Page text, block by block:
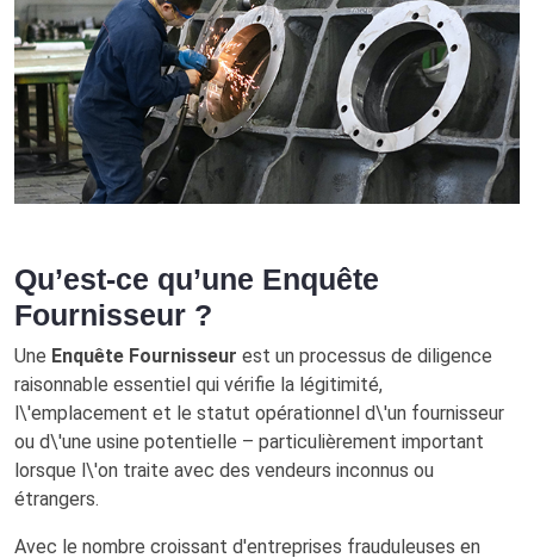
Qu’est-ce qu’une Enquête
Fournisseur ?
Une Enquête Fournisseur est un processus de diligence
raisonnable essentiel qui vérifie la légitimité,
l\'emplacement et le statut opérationnel d\'un fournisseur
ou d\'une usine potentielle – particulièrement important
lorsque l\'on traite avec des vendeurs inconnus ou
étrangers.
Avec le nombre croissant d'entreprises frauduleuses en